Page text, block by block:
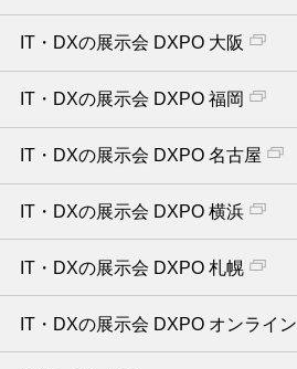
IT・DXの展示会 DXPO 大阪
IT・DXの展示会 DXPO 福岡
IT・DXの展示会 DXPO 名古屋
IT・DXの展示会 DXPO 横浜
IT・DXの展示会 DXPO 札幌
IT・DXの展示会 DXPO オンライン